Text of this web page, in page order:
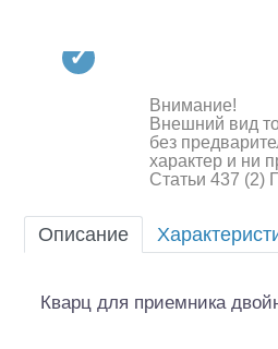
Квадрокоптеры
Аккумуляторы и батарейки
питания
Внимание!
Внешний вид
без
характер и ни
Статьи 437 (2)
Описание
Кварц для приемника